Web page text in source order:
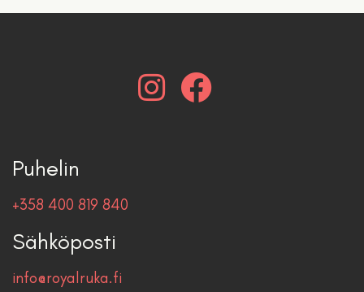
Puhelin
+358 400 819 840
Sähköposti
info@royalruka.fi